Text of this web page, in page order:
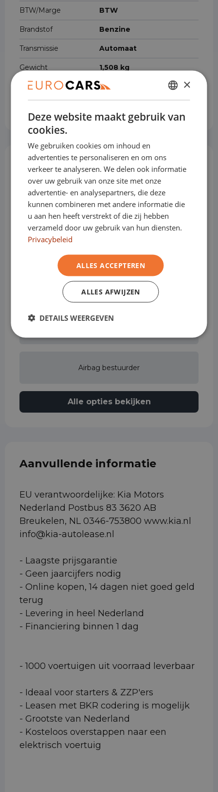
BTW/Marge BTW
Brandstof Benzine
Transmissie Automaat
Gewicht 1,508 kg
Accucapaciteit 9 kWh
Opties & Toebehoren (64)
Achterbank in delen neerklapbaar
Actieve rijstrookassistent
Airbag bestuurder
Alle opties bekijken
Aanvullende informatie
EU verantwoordelijke: Kia Motors
Nederland Postbus 83 3620 AB
Breukelen, NL 0346-753800 www.kia.nl
info@kia-autolease.nl
- Laagste prijsgarantie
- Geen jaarcijfers nodig
- Online kopen, 14 dagen niet goed geld
terug
- Levering in heel Nederland
- Financiering binnen 1 dag
- 1000 voertuigen uit voorraad leverbaar
- Ideaal voor starters & ZZP'ers
- Leasen met BKR codering is mogelijk
- Grootste van Nederland
- Kosteloos overstappen naar een
elektrisch voertuig
DUTCH
ENGLISH
×
Deze website maakt gebruik van
cookies.
We gebruiken cookies om inhoud en
advertenties te personaliseren en om ons
verkeer te analyseren. We delen ook informatie
over uw gebruik van onze site met onze
advertentie- en analysepartners, die deze
kunnen combineren met andere informatie die
u aan hen heeft verstrekt of die zij hebben
verzameld door uw gebruik van hun diensten.
Privacybeleid
ALLES ACCEPTEREN
ALLES AFWIJZEN
DETAILS WEERGEVEN